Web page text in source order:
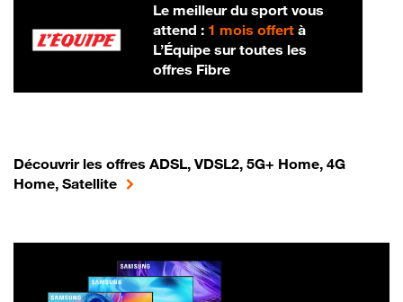
Le meilleur du sport vous
attend : 1 mois offertà
L’Équipe sur toutes les
offres Fibre
Découvrir les offres ADSL, VDSL2, 5G+ Home, 4G
Home, Satellite